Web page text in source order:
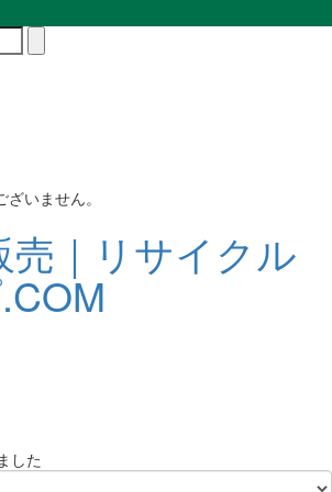
いません。
した